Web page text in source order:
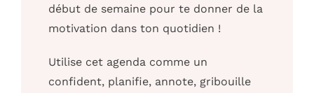
début de semaine pour te donner de la
motivation dans ton quotidien !
Utilise cet agenda comme un
confident, planifie, annote, gribouille